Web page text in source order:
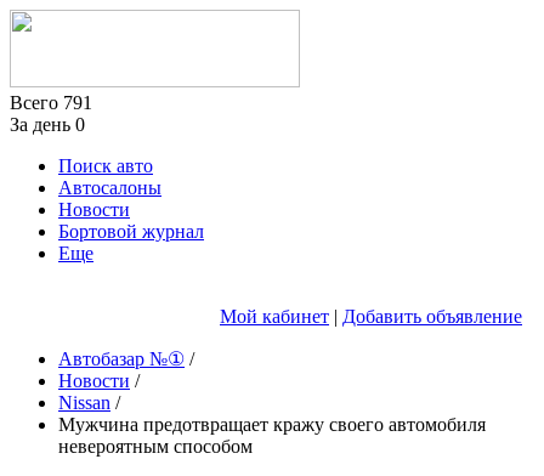
Всего 791
За день 0
Поиск авто
Автосалоны
Новости
Бортовой журнал
Еще
Мой кабинет | Добавить объявление
Автобазар №① /
Новости /
Nissan /
Мужчина предотвращает кражу своего автомобиля
невероятным способом